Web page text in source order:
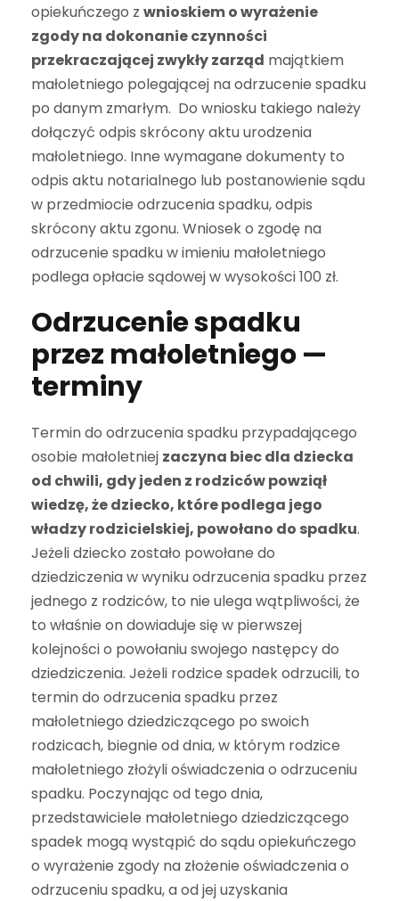
opiekuńczego z wnioskiem o wyrażenie
zgody na dokonanie czynności
przekraczającej zwykły zarząd majątkiem
małoletniego polegającej na odrzucenie spadku
po danym zmarłym. Do wniosku takiego należy
dołączyć odpis skrócony aktu urodzenia
małoletniego. Inne wymagane dokumenty to
odpis aktu notarialnego lub postanowienie sądu
w przedmiocie odrzucenia spadku, odpis
skrócony aktu zgonu. Wniosek o zgodę na
odrzucenie spadku w imieniu małoletniego
podlega opłacie sądowej w wysokości 100 zł.
Odrzucenie spadku
przez małoletniego —
terminy
Termin do odrzucenia spadku przypadającego
osobie małoletniej zaczyna biec dla dziecka
od chwili, gdy jeden z rodziców powziął
wiedzę, że dziecko, które podlega jego
władzy rodzicielskiej, powołano do spadku.
Jeżeli dziecko zostało powołane do
dziedziczenia w wyniku odrzucenia spadku przez
jednego z rodziców, to nie ulega wątpliwości, że
to właśnie on dowiaduje się w pierwszej
kolejności o powołaniu swojego następcy do
dziedziczenia. Jeżeli rodzice spadek odrzucili, to
termin do odrzucenia spadku przez
małoletniego dziedziczącego po swoich
rodzicach, biegnie od dnia, w którym rodzice
małoletniego złożyli oświadczenia o odrzuceniu
spadku. Poczynając od tego dnia,
przedstawiciele małoletniego dziedziczącego
spadek mogą wystąpić do sądu opiekuńczego
o wyrażenie zgody na złożenie oświadczenia o
odrzuceniu spadku, a od jej uzyskania